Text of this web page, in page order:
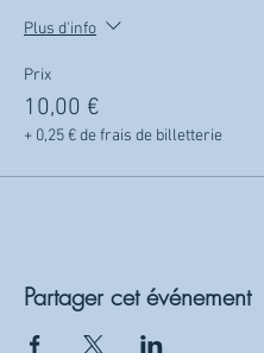
Plus d'info
Prix
10,00 €
+ 0,25 € de frais de billetterie
Partager cet événement